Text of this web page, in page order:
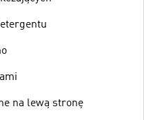
na lewą stronę